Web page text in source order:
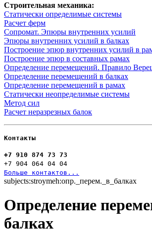
Строительная механика:
Статически определимые системы
Расчет ферм
Сопромат. Эпюры внутренних усилий
Эпюры внутренних усилий в балках
Построение эпюр внутренних усилий в
Построение эпюр в составных рамах
Определение перемещений. Правило
Определение перемещений в балках
Определение перемещений в рамах
Статически неопределимые системы
Метод сил
Расчет неразрезных балок
Контакты
+7 910 874 73 73
+7 904 064 04 04
Больше контактов...
subjects:stroymeh:опр._перем._в_балках
Определение
балках